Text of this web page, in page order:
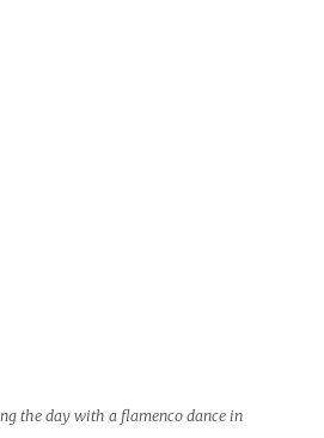
the day with a flamenco dance in